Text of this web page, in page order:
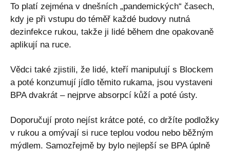
To platí zejména v dnešních „pandemických“ časech,
kdy je při vstupu do téměř každé budovy nutná
dezinfekce rukou, takže ji lidé během dne opakovaně
aplikují na ruce.
Vědci také zjistili, že lidé, kteří manipulují s Blockem
a poté konzumují jídlo těmito rukama, jsou vystaveni
BPA dvakrát – nejprve absorpcí kůží a poté ústy.
Doporučují proto nejíst krátce poté, co držíte podložky
v rukou a omývají si ruce teplou vodou nebo běžným
mýdlem. Samozřejmě by bylo nejlepší se BPA úplně